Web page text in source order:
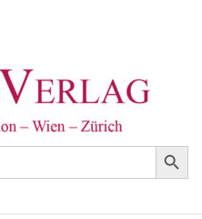
Search Button